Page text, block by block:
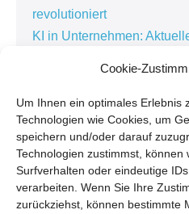
Cookie-
Um Ihnen ein optimales Erlebnis
Technologien wie Cookies, um
speichern und/oder darauf
Technologien zustimmst, können
Surfverhalten oder eindeutige
verarbeiten. Wenn Sie Ihre
zurückziehst, können bestimmte
revolutioniert
KI in Unternehmen:
Kundenorientierte
Personaldienstleistung:
Lösungen im Alltag
Kundenbindung in der
Warum Zuhören der
Digitalisierung ist